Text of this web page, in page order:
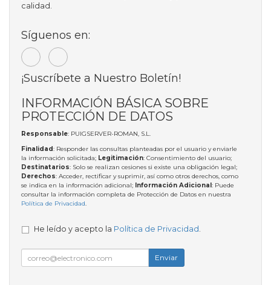
calidad.
Síguenos en:
¡Suscríbete a Nuestro Boletín!
INFORMACIÓN BÁSICA SOBRE
PROTECCIÓN DE DATOS
Responsable: PUIGSERVER-ROMAN, S.L.
Finalidad: Responder las consultas planteadas por el usuario y enviarle
la información solicitada; Legitimación: Consentimiento del usuario;
Destinatarios: Solo se realizan cesiones si existe una obligación legal;
Derechos: Acceder, rectificar y suprimir, así como otros derechos, como
se indica en la información adicional; Información Adicional: Puede
consultar la información completa de Protección de Datos en nuestra
Política de Privacidad.
He leído y acepto la Política de Privacidad .
Enviar